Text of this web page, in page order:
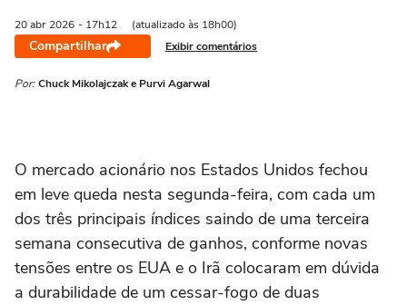
20 abr 2026 - 17h12 (atualizado às 18h00)
Compartilhar Exibir comentários
Por: Chuck Mikolajczak e Purvi Agarwal
O mercado acionário ‌nos Estados Unidos fechou
em leve queda nesta segunda-feira, com cada um
dos três principais índices saindo de uma terceira
semana consecutiva de ganhos, conforme novas
tensões entre os EUA e o Irã colocaram em dúvida
a durabilidade de um cessar-fogo de duas